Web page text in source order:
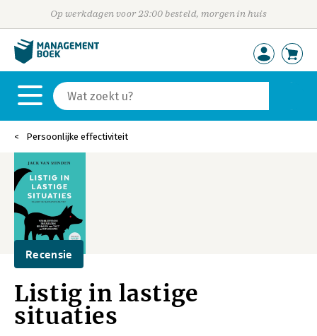
Op werkdagen voor 23:00 besteld, morgen in huis
Persoonlijke effectiviteit
Recensie
Listig in lastige
situaties